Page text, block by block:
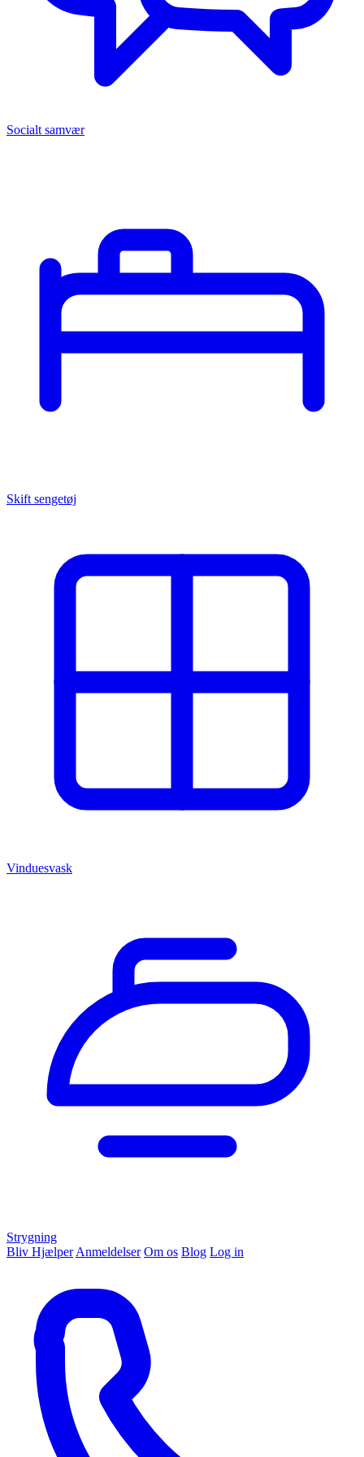
Socialt samvær
Skift sengetøj
Vinduesvask
Strygning
Bliv Hjælper Anmeldelser Om os Blog Log in